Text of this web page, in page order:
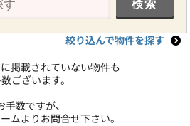
報
ニュー
絞り込んで物件を探す
掲載されていない物件も
ございます。
手数ですが、
ムよりお問合せ下さい。